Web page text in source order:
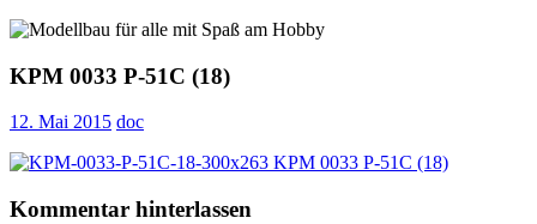
to
KPM 0033 P-51C (18)
12. Mai 2015 doc
Kommentar hinterlassen